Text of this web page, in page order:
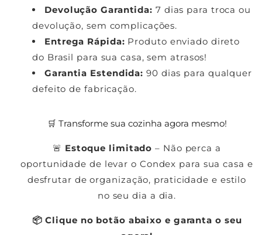
Devolução Garantida: 7 dias para troca ou
devolução, sem complicações.
Entrega Rápida: Produto enviado direto
do Brasil para sua casa, sem atrasos!
Garantia Estendida: 90 dias para qualquer
defeito de fabricação.
🛒 Transforme sua cozinha agora mesmo!
🚨 Estoque limitado – Não perca a
oportunidade de levar o Condex para sua casa e
desfrutar de organização, praticidade e estilo
no seu dia a dia.
📦 Clique no botão abaixo e garanta o seu